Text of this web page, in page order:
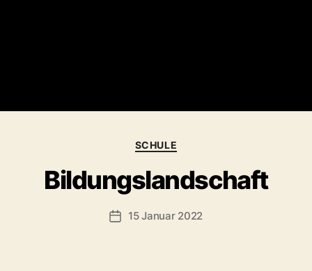
Kategorien
SCHULE
Bildungslandschaft
Veröffentlichungsdatum
15 Januar 2022